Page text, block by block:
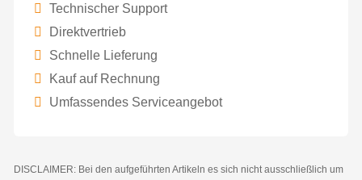
Technischer Support
Direktvertrieb
Schnelle Lieferung
Kauf auf Rechnung
Umfassendes Serviceangebot
DISCLAIMER: Bei den aufgeführten Artikeln es sich nicht ausschließlich um